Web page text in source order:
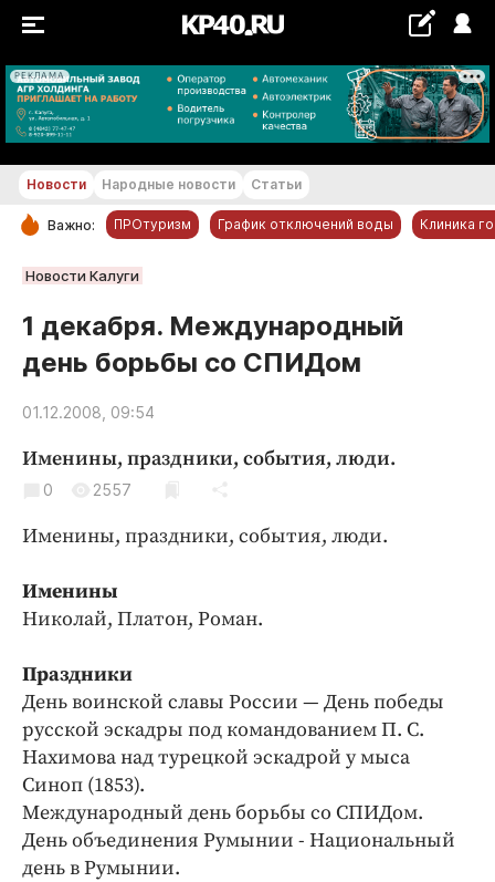
РЕКЛАМА
+21...+22 °С
РУБРИКИ
Обнинск
Новости компаний
Статьи
Народные новости
Благоустройство
Культура
Образование
Погода
Праздники
Происшествия
Спорт
Экономика и бизнес
ПРОЕКТЫ
Новости Народные новости Статьи
Важно: ПРОтуризм График отключений воды Клиника
Новости Калуги
1 декабря. Международный
день борьбы со СПИДом
01.12.2008, 09:54
Именины, праздники, события, люди.
0 2557
Именины, праздники, события, люди.
Именины
Николай, Платон, Роман.
Праздники
День воинской славы России — День победы
русской эскадры под командованием П. С.
Нахимова над турецкой эскадрой у мыса
Синоп (1853).
Международный день борьбы со СПИДом.
День объединения Румынии - Национальный
день в Румынии.